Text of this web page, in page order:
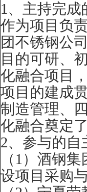
1 、主持完成
作为项目负
团不锈钢公
目的可研、
化融合项目
项目的建成
制造管理、
化融合奠定
2、参与的自
（1 ）酒钢集
设项目采购